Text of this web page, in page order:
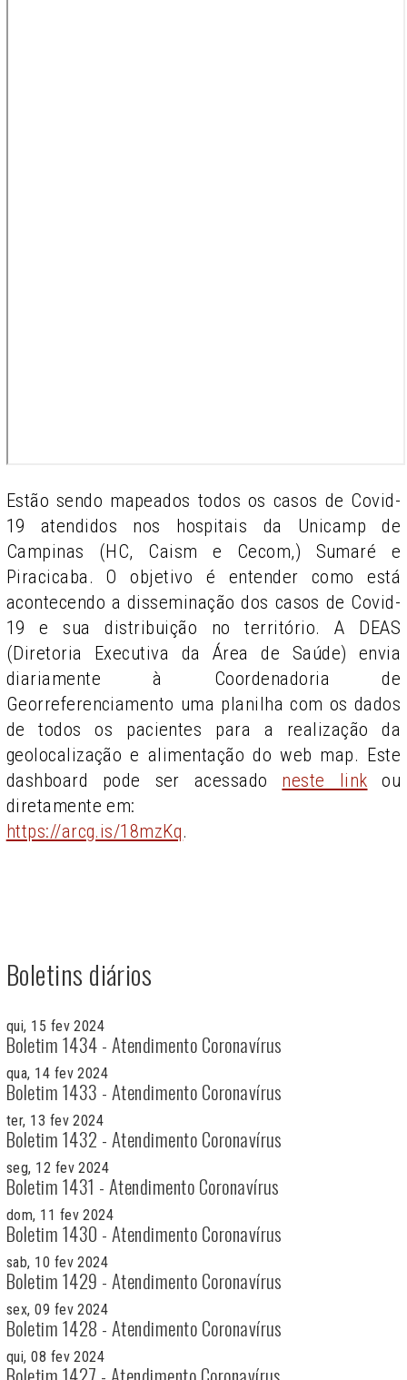
Estão sendo mapeados todos os casos de Covid-
19 atendidos nos hospitais da Unicamp de
Campinas (HC, Caism e Cecom,) Sumaré e
Piracicaba. O objetivo é entender como está
acontecendo a disseminação dos casos de Covid-
19 e sua distribuição no território. A DEAS
(Diretoria Executiva da Área de Saúde) envia
diariamente à Coordenadoria de
Georreferenciamento uma planilha com os dados
de todos os pacientes para a realização da
geolocalização e alimentação do web map. Este
dashboard pode ser acessado neste link ou
diretamente em:
https://arcg.is/18mzKq.
Boletins diários
qui, 15 fev 2024
Boletim 1434 - Atendimento Coronavírus
qua, 14 fev 2024
Boletim 1433 - Atendimento Coronavírus
ter, 13 fev 2024
Boletim 1432 - Atendimento Coronavírus
seg, 12 fev 2024
Boletim 1431 - Atendimento Coronavírus
dom, 11 fev 2024
Boletim 1430 - Atendimento Coronavírus
sab, 10 fev 2024
Boletim 1429 - Atendimento Coronavírus
sex, 09 fev 2024
Boletim 1428 - Atendimento Coronavírus
qui, 08 fev 2024